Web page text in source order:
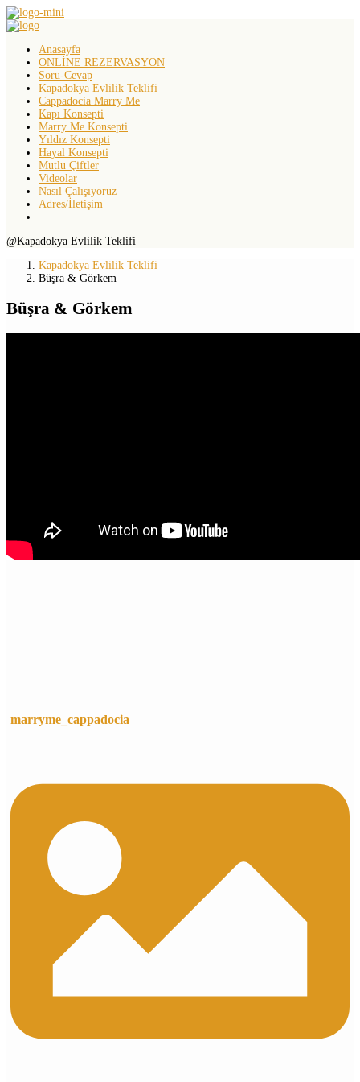
Anasayfa
ONLİNE REZERVASYON
Soru-Cevap
Kapadokya Evlilik Teklifi
Cappadocia Marry Me
Kapı Konsepti
Marry Me Konsepti
Yıldız Konsepti
Hayal Konsepti
Mutlu Çiftler
Videolar
Nasıl Çalışıyoruz
Adres/İletişim
@Kapadokya Evlilik Teklifi
Kapadokya Evlilik Teklifi
Büşra & Görkem
Büşra & Görkem
marryme_cappadocia